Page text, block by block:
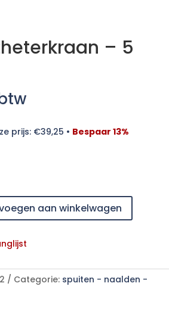
– 5
prijs: €39,25 • Bespaar 13%
aan winkelwagen
Categorie: spuiten - naalden -